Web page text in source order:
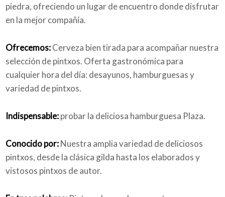
Blog
Añade tu negocio
piedra, ofreciendo un lugar de encuentro donde disfrutar
en la mejor compañía.
Ofrecemos:Cerveza bien tirada para acompañar nuestra
selección de pintxos. Oferta gastronómica para
cualquier hora del día: desayunos, hamburguesas y
variedad de pintxos.
Indispensable:probar la deliciosa hamburguesa Plaza.
Conocido por:Nuestra amplia variedad de deliciosos
pintxos, desde la clásica gilda hasta los elaborados y
vistosos pintxos de autor.